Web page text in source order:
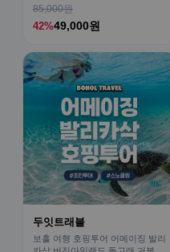
85,000원
42%49,000원
두잇트래블
보홀 여행 호핑투어 어메이징 발리